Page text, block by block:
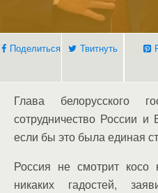
Поделиться Твитнуть
Глава белорусского
сотрудничество России
если бы это была единая
Россия не смотрит
никаких гадостей,